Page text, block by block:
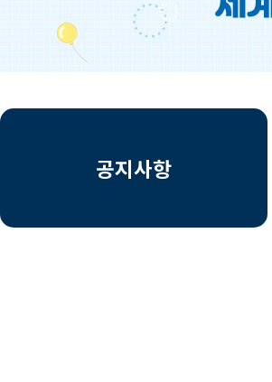
공지사항